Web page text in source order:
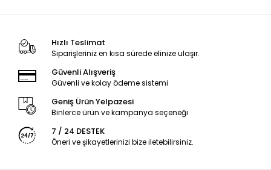
Hızlı Teslimat
Siparişleriniz en kısa sürede elinize ulaşır.
Güvenli Alışveriş
Güvenli ve kolay ödeme sistemi
Geniş Ürün Yelpazesi
Binlerce ürün ve kampanya seçeneği
7 / 24 DESTEK
Öneri ve şikayetlerinizi bize iletebilirsiniz.